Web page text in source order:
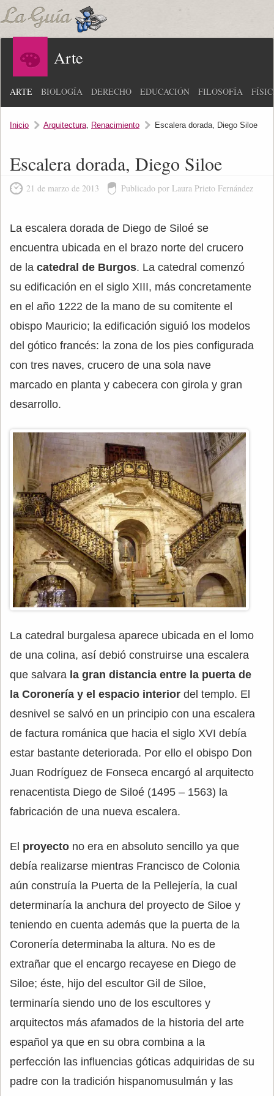
Arte
ARTE BIOLOGÍA DERECHO EDUCACIÓN FILOSOFÍA
Inicio Arquitectura, Renacimiento Escalera dorada, Diego Siloe
Escalera dorada, Diego Siloe
21 de marzo de 2013 Publicado por Laura Prieto Fernández
La escalera dorada de Diego de Siloé se
encuentra ubicada en el brazo norte del crucero
de la catedral de Burgos. La catedral comenzó
su edificación en el siglo XIII, más concretamente
en el año 1222 de la mano de su comitente el
obispo Mauricio; la edificación siguió los modelos
del gótico francés: la zona de los pies configurada
con tres naves, crucero de una sola nave
marcado en planta y cabecera con girola y gran
desarrollo.
La catedral burgalesa aparece ubicada en el lomo
de una colina, así debió construirse una escalera
que salvara la gran distancia entre la puerta de
la Coronería y el espacio interior del templo. El
desnivel se salvó en un principio con una escalera
de factura románica que hacia el siglo XVI debía
estar bastante deteriorada. Por ello el obispo Don
Juan Rodríguez de Fonseca encargó al arquitecto
renacentista Diego de Siloé (1495 – 1563) la
fabricación de una nueva escalera.
El proyecto no era en absoluto sencillo ya que
debía realizarse mientras Francisco de Colonia
aún construía la Puerta de la Pellejería, la cual
determinaría la anchura del proyecto de Siloe y
teniendo en cuenta además que la puerta de la
Coronería determinaba la altura. No es de
extrañar que el encargo recayese en Diego de
Siloe; éste, hijo del escultor Gil de Siloe,
terminaría siendo uno de los escultores y
arquitectos más afamados de la historia del arte
español ya que en su obra combina a la
perfección las influencias góticas adquiridas de su
padre con la tradición hispanomusulmán y las